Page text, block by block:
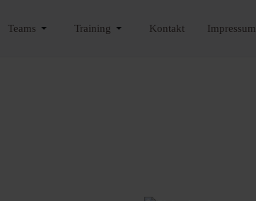
Teams Training Kontakt Impressum